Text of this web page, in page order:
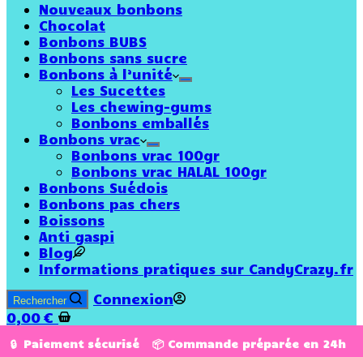
Nouveaux bonbons
Chocolat
Bonbons BUBS
Bonbons sans sucre
Bonbons à l’unité
Les Sucettes
Les chewing-gums
Bonbons emballés
Bonbons vrac
Bonbons vrac 100gr
Bonbons vrac HALAL 100gr
Bonbons Suédois
Bonbons pas chers
Boissons
Anti gaspi
Blog
Informations pratiques sur CandyCrazy.fr
Rechercher
Connexion
0,00 €
🔒 Paiement sécurisé 📦 Commande préparée en 24h